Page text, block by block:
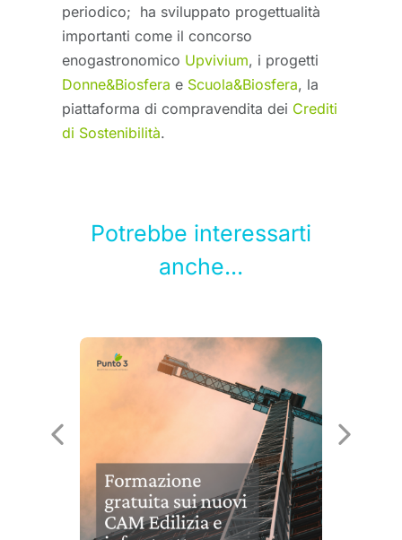
periodico; ha sviluppato progettualità
importanti come il concorso
enogastronomico Upvivium, i progetti
Donne&Biosfera e Scuola&Biosfera, la
piattaforma di compravendita dei Crediti
di Sostenibilità.
Potrebbe interessarti
anche...